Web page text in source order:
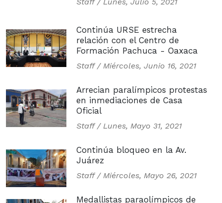
Continúa URSE estrecha
relación con el Centro de
Formación Pachuca - Oaxaca
Staff / Miércoles, Junio 16, 2021
Arrecian paralímpicos protestas
en inmediaciones de Casa
Oficial
Staff / Lunes, Mayo 31, 2021
Continúa bloqueo en la Av.
Juárez
Staff / Miércoles, Mayo 26, 2021
Medallistas paraolímpicos de